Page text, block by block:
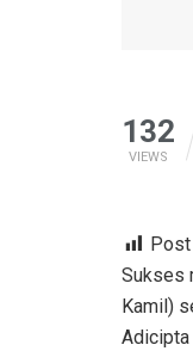
132
VIEWS
Sukses
Kamil)
Adicipta